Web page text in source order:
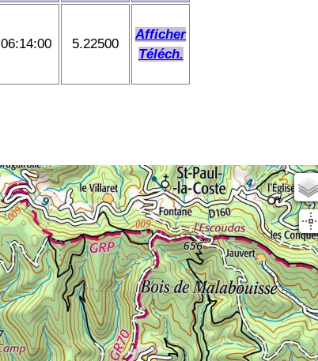
06:14:00 5.22500
Afficher
Téléch.
Scan25
OSM
planIGN
IGN Sat